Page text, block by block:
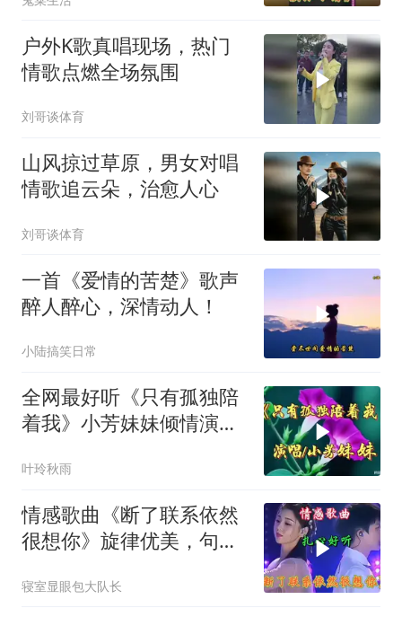
户外K歌真唱现场，热门
情歌点燃全场氛围
刘哥谈体育
山风掠过草原，男女对唱
情歌追云朵，治愈人心
刘哥谈体育
一首《爱情的苦楚》歌声
醉人醉心，深情动人！
小陆搞笑日常
全网最好听《只有孤独陪
着我》小芳妹妹倾情演
叶玲秋雨
情感歌曲《断了联系依然
很想你》旋律优美，句句
寝室显眼包大队长